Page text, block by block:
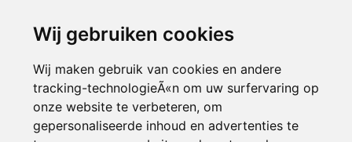
Wij gebruiken cookies
Wij maken gebruik van cookies en andere
tracking-technologieÃ«n om uw surfervaring op
onze website te verbeteren, om
gepersonaliseerde inhoud en advertenties te
de code te wijzigen.